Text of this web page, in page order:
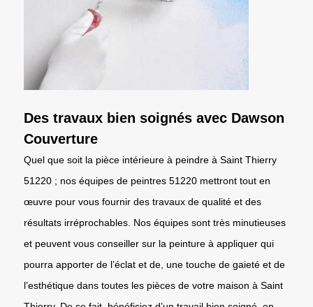
Des travaux bien soignés avec Dawson
Couverture
Quel que soit la pièce intérieure à peindre à Saint Thierry
51220 ; nos équipes de peintres 51220 mettront tout en
œuvre pour vous fournir des travaux de qualité et des
résultats irréprochables. Nos équipes sont très minutieuses
et peuvent vous conseiller sur la peinture à appliquer qui
pourra apporter de l’éclat et de, une touche de gaieté et de
l’esthétique dans toutes les pièces de votre maison à Saint